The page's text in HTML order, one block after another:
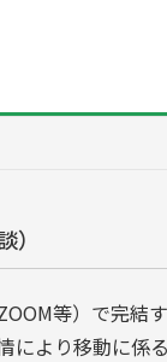
等）で完結
により移動に係